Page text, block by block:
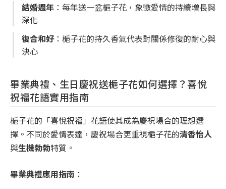
結婚週年 ：每年送一盆梔子花，象徵愛情的持續增長與
深化
復合和好：梔子花的持久香氣代表對關係修復的耐心與
決心
畢業典禮、生日慶祝送梔子花如何選擇？喜悅
祝福花語實用指南
梔子花的「喜悅祝福」花語使其成為慶祝場合的理想選
擇。不同於愛情表達，慶祝場合更重視梔子花的清香怡人
與生機勃勃特質。
畢業典禮應用指南 ：